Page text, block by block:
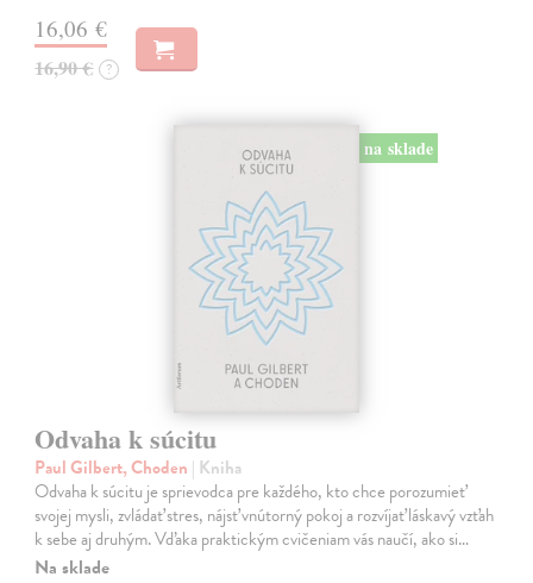
16,06 €
16,90 € ?
na sklade
Odvaha k súcitu
Paul Gilbert, Choden | Kniha
Odvaha k súcitu je sprievodca pre každého, kto chce porozumieť
svojej mysli, zvládať stres, nájsť vnútorný pokoj a rozvíjať láskavý vzťah
k sebe aj druhým. Vďaka praktickým cvičeniam vás naučí, ako si…
Na sklade